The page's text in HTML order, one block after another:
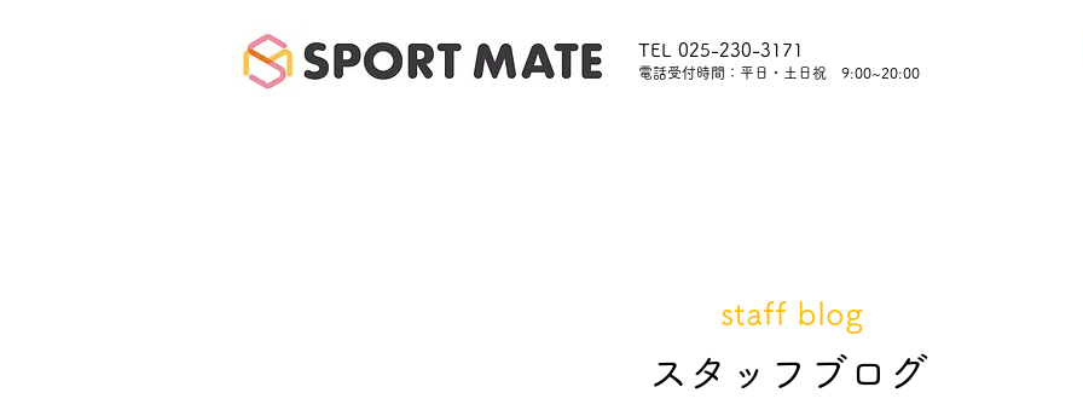
TEL 025-230-3171
​電話受付時間：平日・土日祝 9:00~20:00
​スタッフブログ
staff blog